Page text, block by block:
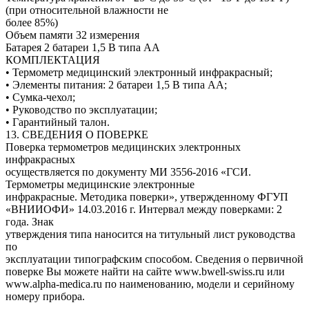
(при относительной влажности не
более 85%)
Объем памяти 32 измерения
Батарея 2 батареи 1,5 В типа АА
КОМПЛЕКТАЦИЯ
• Термометр медицинский электронный инфракрасный;
• Элементы питания: 2 батареи 1,5 В типа АА;
• Сумка-чехол;
• Руководство по эксплуатации;
• Гарантийный талон.
13. СВЕДЕНИЯ О ПОВЕРКЕ
Поверка термометров медицинских электронных
инфракрасных
осуществляется по документу МИ 3556-2016 «ГСИ.
Термометры медицинские электронные
инфракрасные. Методика поверки», утвержденному ФГУП
«ВНИИОФИ» 14.03.2016 г. Интервал между поверками: 2
года. Знак
утверждения типа наносится на титульный лист руководства
по
эксплуатации типографским способом. Сведения о первичной
поверке Вы можете найти на сайте www.bwell-swiss.ru или
www.alpha-medica.ru по наименованию, модели и серийному
номеру прибора.